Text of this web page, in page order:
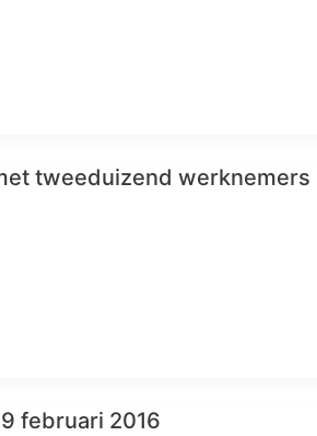
tweeduizend werknemers
februari 2016